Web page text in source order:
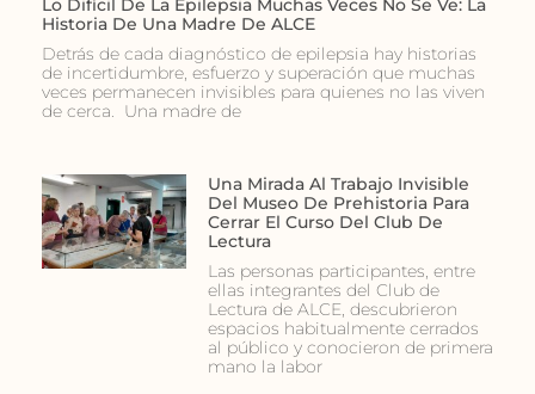
Historia De Una Madre De ALCE
Detrás de cada diagnóstico de epilepsia hay historias
de incertidumbre, esfuerzo y superación que muchas
veces permanecen invisibles para quienes no las viven
de cerca. Una madre de
Una Mirada Al Trabajo Invisible
Del Museo De Prehistoria Para
Cerrar El Curso Del Club De
Lectura
Las personas participantes, entre
ellas integrantes del Club de
Lectura de ALCE, descubrieron
espacios habitualmente cerrados
al público y conocieron de primera
mano la labor